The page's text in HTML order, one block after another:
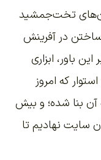
در سایه ستون‌های تخت‌جمشید
ساختن در آفرینش
باور، ابزاری
که امروز
آن بنا شده؛ و بیش
سایت نهادیم تا